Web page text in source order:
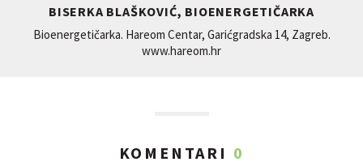
BISERKA BLAŠKOVIĆ, BIOENERGETIČARKA
Bioenergetičarka. Hareom Centar, Garićgradska 14, Zagreb.
www.hareom.hr
KOMENTARI 0